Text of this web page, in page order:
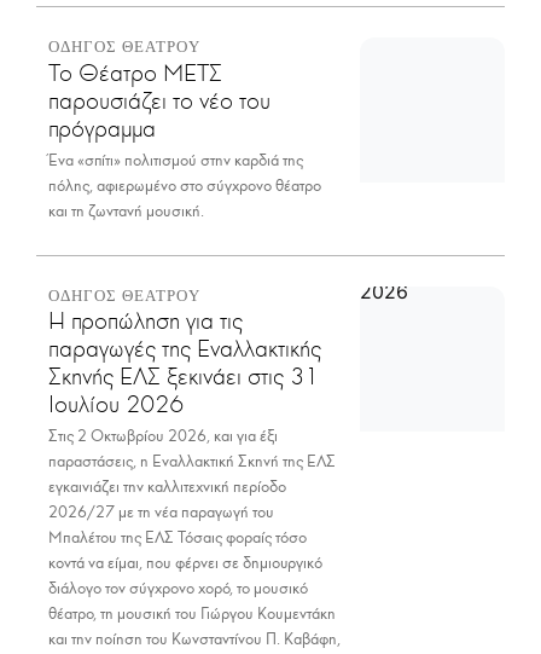
ΟΔΗΓΟΣ ΘΕΑΤΡΟΥ
Το Θέατρο ΜΕΤΣ
παρουσιάζει το νέο του
πρόγραμμα
Ένα «σπίτι» πολιτισμού στην καρδιά της
πόλης, αφιερωμένο στο σύγχρονο θέατρο
και τη ζωντανή μουσική.
ΟΔΗΓΟΣ ΘΕΑΤΡΟΥ
Η προπώληση για τις
παραγωγές της Εναλλακτικής
Σκηνής ΕΛΣ ξεκινάει στις 31
Ιουλίου 2026
Στις 2 Οκτωβρίου 2026, και για έξι
παραστάσεις, η Εναλλακτική Σκηνή της ΕΛΣ
εγκαινιάζει την καλλιτεχνική περίοδο
2026/27 με τη νέα παραγωγή του
Μπαλέτου της ΕΛΣ Τόσαις φοραίς τόσο
κοντά να είμαι, που φέρνει σε δημιουργικό
διάλογο τον σύγχρονο χορό, το μουσικό
θέατρο, τη μουσική του Γιώργου Κουμεντάκη
και την ποίηση του Κωνσταντίνου Π. Καβάφη,